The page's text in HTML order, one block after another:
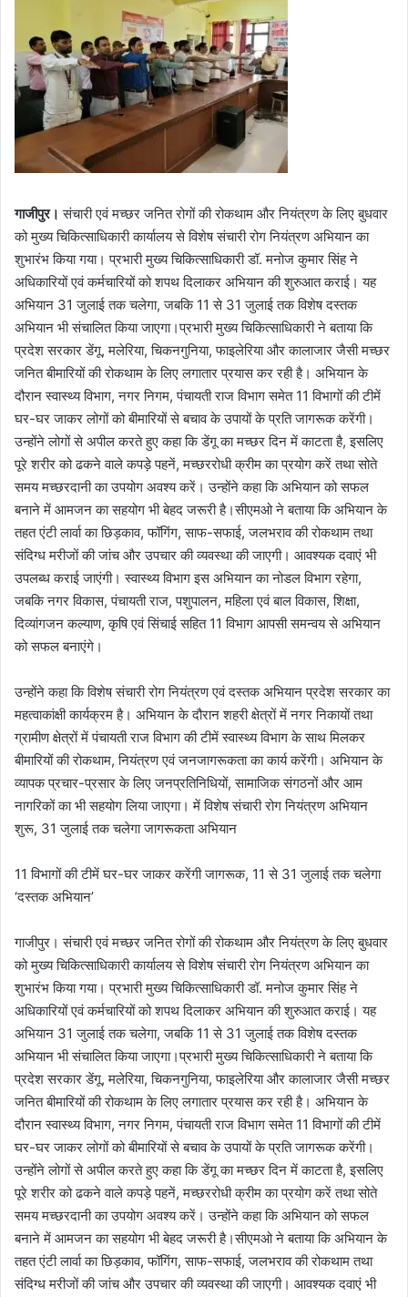
गाजीपुर। संचारी एवं मच्छर जनित रोगों की रोकथाम और नियंत्रण के लिए बुधवार
को मुख्य चिकित्साधिकारी कार्यालय से विशेष संचारी रोग नियंत्रण अभियान का
शुभारंभ किया गया। प्रभारी मुख्य चिकित्साधिकारी डॉ. मनोज कुमार सिंह ने
अधिकारियों एवं कर्मचारियों को शपथ दिलाकर अभियान की शुरुआत कराई। यह
अभियान 31 जुलाई तक चलेगा, जबकि 11 से 31 जुलाई तक विशेष दस्तक
अभियान भी संचालित किया जाएगा।प्रभारी मुख्य चिकित्साधिकारी ने बताया कि
प्रदेश सरकार डेंगू, मलेरिया, चिकनगुनिया, फाइलेरिया और कालाजार जैसी मच्छर
जनित बीमारियों की रोकथाम के लिए लगातार प्रयास कर रही है। अभियान के
दौरान स्वास्थ्य विभाग, नगर निगम, पंचायती राज विभाग समेत 11 विभागों की टीमें
घर-घर जाकर लोगों को बीमारियों से बचाव के उपायों के प्रति जागरूक करेंगी।
उन्होंने लोगों से अपील करते हुए कहा कि डेंगू का मच्छर दिन में काटता है, इसलिए
पूरे शरीर को ढकने वाले कपड़े पहनें, मच्छररोधी क्रीम का प्रयोग करें तथा सोते
समय मच्छरदानी का उपयोग अवश्य करें। उन्होंने कहा कि अभियान को सफल
बनाने में आमजन का सहयोग भी बेहद जरूरी है।सीएमओ ने बताया कि अभियान के
तहत एंटी लार्वा का छिड़काव, फॉगिंग, साफ-सफाई, जलभराव की रोकथाम तथा
संदिग्ध मरीजों की जांच और उपचार की व्यवस्था की जाएगी। आवश्यक दवाएं भी
उपलब्ध कराई जाएंगी। स्वास्थ्य विभाग इस अभियान का नोडल विभाग रहेगा,
जबकि नगर विकास, पंचायती राज, पशुपालन, महिला एवं बाल विकास, शिक्षा,
दिव्यांगजन कल्याण, कृषि एवं सिंचाई सहित 11 विभाग आपसी समन्वय से अभियान
को सफल बनाएंगे।
उन्होंने कहा कि विशेष संचारी रोग नियंत्रण एवं दस्तक अभियान प्रदेश सरकार का
महत्वाकांक्षी कार्यक्रम है। अभियान के दौरान शहरी क्षेत्रों में नगर निकायों तथा
ग्रामीण क्षेत्रों में पंचायती राज विभाग की टीमें स्वास्थ्य विभाग के साथ मिलकर
बीमारियों की रोकथाम, नियंत्रण एवं जनजागरूकता का कार्य करेंगी। अभियान के
व्यापक प्रचार-प्रसार के लिए जनप्रतिनिधियों, सामाजिक संगठनों और आम
नागरिकों का भी सहयोग लिया जाएगा। में विशेष संचारी रोग नियंत्रण अभियान
शुरू, 31 जुलाई तक चलेगा जागरूकता अभियान
11 विभागों की टीमें घर-घर जाकर करेंगी जागरूक, 11 से 31 जुलाई तक चलेगा
‘दस्तक अभियान’
गाजीपुर। संचारी एवं मच्छर जनित रोगों की रोकथाम और नियंत्रण के लिए बुधवार
को मुख्य चिकित्साधिकारी कार्यालय से विशेष संचारी रोग नियंत्रण अभियान का
शुभारंभ किया गया। प्रभारी मुख्य चिकित्साधिकारी डॉ. मनोज कुमार सिंह ने
अधिकारियों एवं कर्मचारियों को शपथ दिलाकर अभियान की शुरुआत कराई। यह
अभियान 31 जुलाई तक चलेगा, जबकि 11 से 31 जुलाई तक विशेष दस्तक
अभियान भी संचालित किया जाएगा।प्रभारी मुख्य चिकित्साधिकारी ने बताया कि
प्रदेश सरकार डेंगू, मलेरिया, चिकनगुनिया, फाइलेरिया और कालाजार जैसी मच्छर
जनित बीमारियों की रोकथाम के लिए लगातार प्रयास कर रही है। अभियान के
दौरान स्वास्थ्य विभाग, नगर निगम, पंचायती राज विभाग समेत 11 विभागों की टीमें
घर-घर जाकर लोगों को बीमारियों से बचाव के उपायों के प्रति जागरूक करेंगी।
उन्होंने लोगों से अपील करते हुए कहा कि डेंगू का मच्छर दिन में काटता है, इसलिए
पूरे शरीर को ढकने वाले कपड़े पहनें, मच्छररोधी क्रीम का प्रयोग करें तथा सोते
समय मच्छरदानी का उपयोग अवश्य करें। उन्होंने कहा कि अभियान को सफल
बनाने में आमजन का सहयोग भी बेहद जरूरी है।सीएमओ ने बताया कि अभियान के
तहत एंटी लार्वा का छिड़काव, फॉगिंग, साफ-सफाई, जलभराव की रोकथाम तथा
संदिग्ध मरीजों की जांच और उपचार की व्यवस्था की जाएगी। आवश्यक दवाएं भी